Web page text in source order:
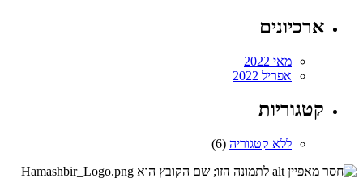
ארכיונים
מאי 2022
אפריל 2022
קטגוריות
ללא קטגוריה (6)